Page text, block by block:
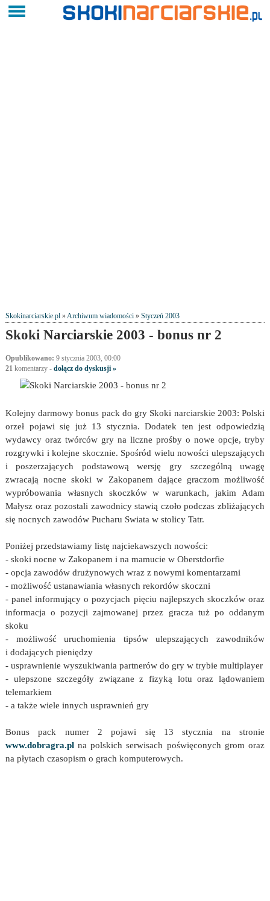
Skokinarciarskie.pl»Archiwum wiadomości» Styczeń 2003
Skoki Narciarskie 2003 - bonus nr 2
Opublikowano: 9 stycznia 2003, 00:00
21komentarzy- dołącz do dyskusji »
Kolejny darmowy bonus pack do gry Skoki narciarskie 2003: Polski
orzeł pojawi się już 13 stycznia. Dodatek ten jest odpowiedzią
wydawcy oraz twórców gry na liczne prośby o nowe opcje, tryby
rozgrywki i kolejne skocznie. Spośród wielu nowości ulepszających
i poszerzających podstawową wersję gry szczególną uwagę
zwracają nocne skoki w Zakopanem dające graczom możliwość
wypróbowania własnych skoczków w warunkach, jakim Adam
Małysz oraz pozostali zawodnicy stawią czoło podczas zbliżających
się nocnych zawodów Pucharu Swiata w stolicy Tatr.
Poniżej przedstawiamy listę najciekawszych nowości:
- skoki nocne w Zakopanem i na mamucie w Oberstdorfie
- opcja zawodów drużynowych wraz z nowymi komentarzami
- możliwość ustanawiania własnych rekordów skoczni
- panel informujący o pozycjach pięciu najlepszych skoczków oraz
informacja o pozycji zajmowanej przez gracza tuż po oddanym
skoku
- możliwość uruchomienia tipsów ulepszających zawodników
i dodających pieniędzy
- usprawnienie wyszukiwania partnerów do gry w trybie multiplayer
- ulepszone szczegóły związane z fizyką lotu oraz lądowaniem
telemarkiem
- a także wiele innych usprawnień gry
Bonus pack numer 2 pojawi się 13 stycznia na stronie
www.dobragra.plna polskich serwisach poświęconych grom oraz
na płytach czasopism o grach komputerowych.